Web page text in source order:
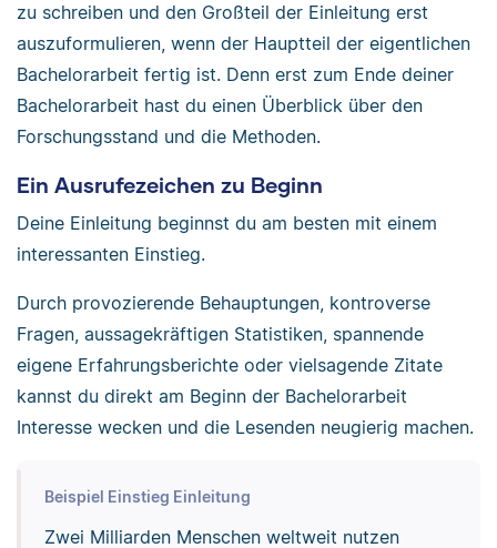
zu schreiben und den Großteil der Einleitung erst
auszuformulieren, wenn der Hauptteil der eigentlichen
Bachelorarbeit fertig ist. Denn erst zum Ende deiner
Bachelorarbeit hast du einen Überblick über den
Forschungsstand und die Methoden.
Ein Ausrufezeichen zu Beginn
Deine Einleitung beginnst du am besten mit einem
interessanten Einstieg.
Durch provozierende Behauptungen, kontroverse
Fragen, aussagekräftigen Statistiken, spannende
eigene Erfahrungsberichte oder vielsagende Zitate
kannst du direkt am Beginn der Bachelorarbeit
Interesse wecken und die Lesenden neugierig machen.
Beispiel Einstieg Einleitung
Zwei Milliarden Menschen weltweit nutzen